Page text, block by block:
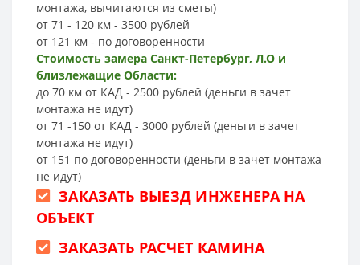
монтажа, вычитаются из сметы)
от 71 - 120 км - 3500 рублей
от 121 км - по договоренности
Стоимость замера Санкт-Петербург, Л.О и
близлежащие Области:
до 70 км от КАД - 2500 рублей (деньги в зачет
монтажа не идут)
от 71 -150 от КАД - 3000 рублей (деньги в зачет
монтажа не идут)
от 151 по договоренности (деньги в зачет монтажа
не идут)
ЗАКАЗАТЬ ВЫЕЗД ИНЖЕНЕРА НА
ОБЪЕКТ
ЗАКАЗАТЬ РАСЧЕТ КАМИНА